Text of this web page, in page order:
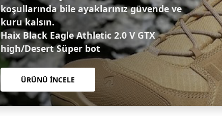
koşullarında bile ayaklarınız güvende ve
kuru kalsın.
Haix Black Eagle Athletic 2.0 V GTX
high/Desert Süper bot
ÜRÜNÜ İNCELE